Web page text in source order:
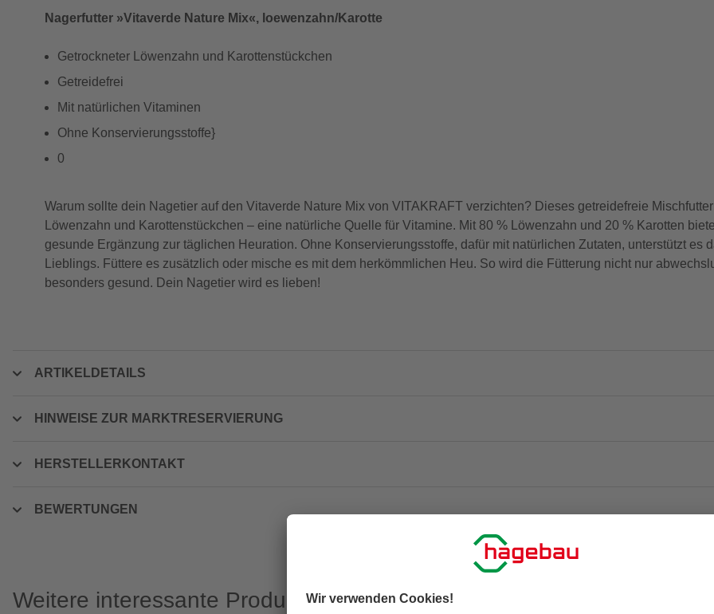
Nagerfutter »Vitaverde Nature Mix«, loewenzahn/Karotte
Getrockneter Löwenzahn und Karottenstückchen
Getreidefrei
Mit natürlichen Vitaminen
Ohne Konservierungsstoffe}
0
Warum sollte dein Nagetier auf den Vitaverde Nature Mix von VITAKRAFT verzichten? Dieses getreidefreie
Löwenzahn und Karottenstückchen – eine natürliche Quelle für Vitamine. Mit 80 % Löwenzahn und 20 % Karotten
gesunde Ergänzung zur täglichen Heuration. Ohne Konservierungsstoffe, dafür mit natürlichen Zutaten, unterstützt es
Lieblings. Füttere es zusätzlich oder mische es mit dem herkömmlichen Heu. So wird die Fütterung nicht nur
besonders gesund. Dein Nagetier wird es lieben!
ARTIKELDETAILS
HINWEISE ZUR MARKTRESERVIERUNG
HERSTELLERKONTAKT
BEWERTUNGEN
Weitere interessante Produkte